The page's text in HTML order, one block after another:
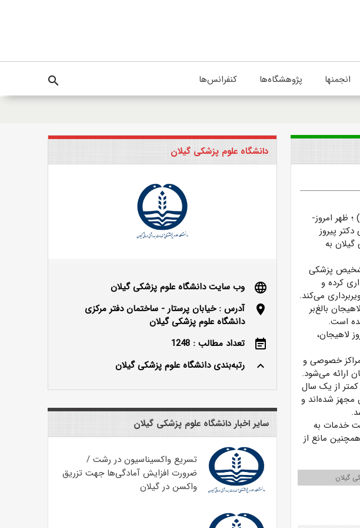
انجمنها پژوهشگاه‌ها کنفرانس‌ها search
؛ ظهر امروز-
دکتر پیروز
به
پزشکی
کرده و
می‌کند.
بالغ‌بر
است.
لاهیجان،
مراکز خصوصی و
کمتر از یک سال
مجهز شده‌اند و
خدمات به
مانع از
گیلان
دانشگاه علوم پزشکی گیلان
language
وب سایت دانشگاه علوم پزشکی گیلان
location_on
آدرس : خیابان پرستار - ساختمان دفتر مرکزی
دانشگاه علوم پزشکی گیلان
event_note
تعداد مطالب : 1248
keyboard_arrow_up
رتبه‌بندی دانشگاه علوم پزشکی گیلان
سایر اخبار دانشگاه علوم پزشکی گیلان
تسریع واکسیناسیون در رشت /
ضرورت افزایش آمادگی‌ها جهت تزریق
واکسن در گیلان